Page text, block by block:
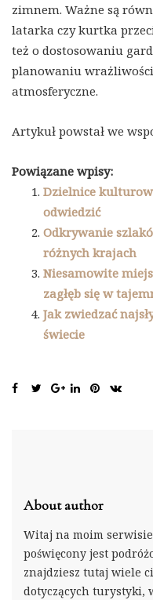
zimnem. Ważne są
latarka czy kurtka
też o dostosowaniu
planowaniu
atmosferyczne.
Artykuł powstał we
Powiązane wpisy:
Dzielnice
odwiedzić
Odkrywanie
różnych krajach
Niesamowite
zagłęb się w
Jak zwiedzać
świecie
About author
Witaj na moim serwisie
poświęcony jest
znajdziesz tutaj wiele
dotyczących turystyki,